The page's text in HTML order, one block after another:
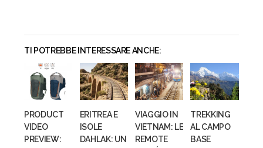
TI POTREBBE INTERESSARE ANCHE:
PRODUCT
VIDEO
PREVIEW:
ERITREA E
ISOLE
DAHLAK: UN
VIAGGIO IN
VIETNAM: LE
REMOTE
TREKKING
AL CAMPO
BASE